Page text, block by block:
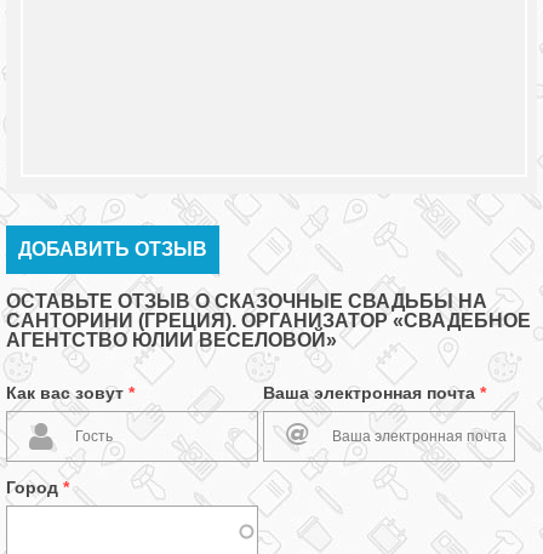
ДОБАВИТЬ ОТЗЫВ
ОСТАВЬТЕ ОТЗЫВ О СКАЗОЧНЫЕ СВАДЬБЫ НА
САНТОРИНИ (ГРЕЦИЯ). ОРГАНИЗАТОР «СВАДЕБНОЕ
АГЕНТСТВО ЮЛИИ ВЕСЕЛОВОЙ»
Как вас зовут * Ваша электронная почта *
Город *